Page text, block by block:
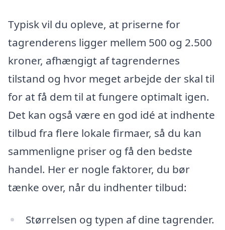
Typisk vil du opleve, at priserne for
tagrenderens ligger mellem 500 og 2.500
kroner, afhængigt af tagrendernes
tilstand og hvor meget arbejde der skal til
for at få dem til at fungere optimalt igen.
Det kan også være en god idé at indhente
tilbud fra flere lokale firmaer, så du kan
sammenligne priser og få den bedste
handel. Her er nogle faktorer, du bør
tænke over, når du indhenter tilbud:
Størrelsen og typen af dine tagrender.